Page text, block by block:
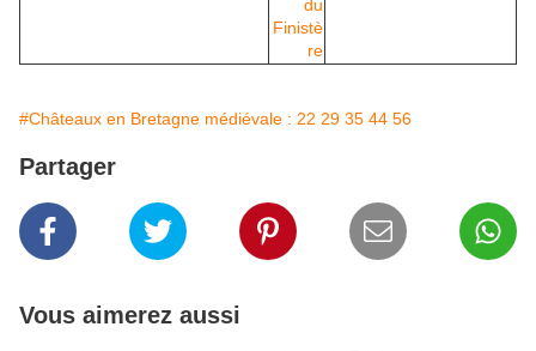
#Châteaux en Bretagne médiévale : 22 29 35 44 56
Partager
Vous aimerez aussi